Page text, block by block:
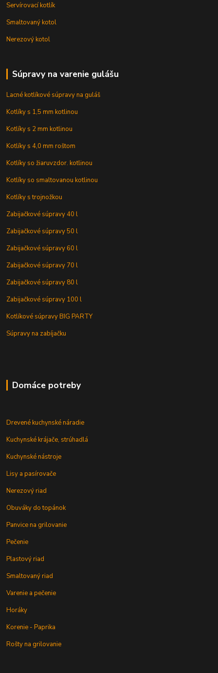
Servírovací kotlík
Smaltovaný kotol
Nerezový kotol
Súpravy na varenie gulášu
Lacné kotlíkové súpravy na guláš
Kotlíky s 1,5 mm kotlinou
Kotlíky s 2 mm kotlinou
Kotlíky s 4,0 mm roštom
Kotlíky so žiaruvzdor. kotlinou
Kotlíky so smaltovanou kotlinou
Kotlíky s trojnožkou
Zabijačkové súpravy 40 l
Zabijačkové súpravy 50 l
Zabijačkové súpravy 60 l
Zabijačkové súpravy 70 l
Zabijačkové súpravy 80 l
Zabijačkové súpravy 100 l
Kotlíkové súpravy BIG PARTY
Súpravy na zabíjačku
Domáce potreby
Drevené kuchynské náradie
Kuchynské krájače, strúhadlá
Kuchynské nástroje
Lisy a pasírovače
Nerezový riad
Obuváky do topánok
Panvice na grilovanie
Pečenie
Plastový riad
Smaltovaný riad
Varenie a pečenie
Horáky
Korenie - Paprika
Rošty na grilovanie